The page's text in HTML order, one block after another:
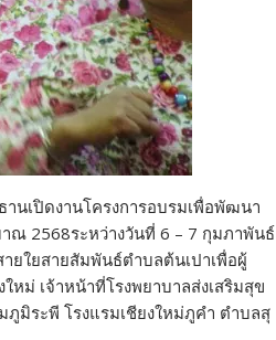
นเปิดงานโครงการอบรมเพื่อพัฒนา
ณ 2568ระหว่างวันที่ 6 – 7 กุมภาพันธ์
ยใยสายสัมพันธ์ตำบลต้นเปาเพื่อผู้
ม่ เจ้าหน้าที่โรงพยาบาลส่งเสริมสุข
มิระพี โรงแรมเชียงใหม่ภูคำ ตำบลสุ